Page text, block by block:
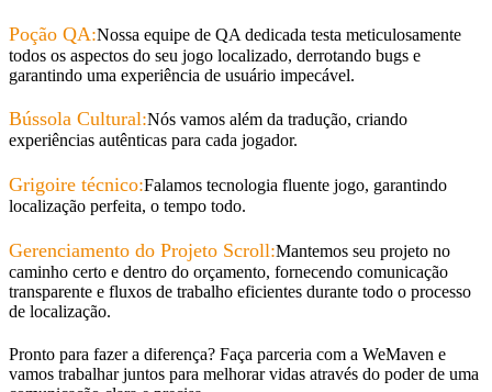
Poção QA:Nossa equipe de QA dedicada testa meticulosamente
todos os aspectos do seu jogo localizado, derrotando bugs e
garantindo uma experiência de usuário impecável.
Bússola Cultural:Nós vamos além da tradução, criando
experiências autênticas para cada jogador.
Grigoire técnico:Falamos tecnologia fluente jogo, garantindo
localização perfeita, o tempo todo.
Gerenciamento do Projeto Scroll:Mantemos seu projeto no
caminho certo e dentro do orçamento, fornecendo comunicação
transparente e fluxos de trabalho eficientes durante todo o processo
de localização.
Pronto para fazer a diferença? Faça parceria com a WeMaven e
vamos trabalhar juntos para melhorar vidas através do poder de uma